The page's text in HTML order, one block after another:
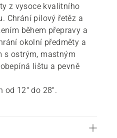
z vysoce kvalitního
Chrání pilový řetěz a
během přepravy a
okolní předměty a
s ostrým, mastným
lištu a pevně
od 12" do 28".